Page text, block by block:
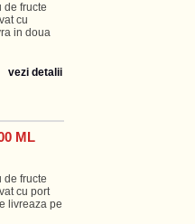
de fructe
cu
in doua
vezi detalii
ML
de fructe
cu port
livreaza pe